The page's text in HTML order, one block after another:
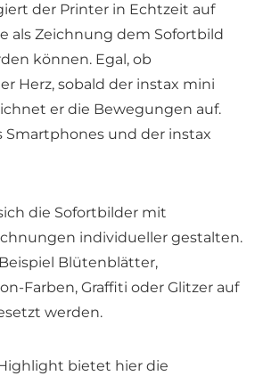
der Printer in Echtzeit auf
als Zeichnung dem Sofortbild
können. Egal, ob
Herz, sobald der instax mini
er die Bewegungen auf.
Smartphones und der instax
die Sofortbilder mit
individueller gestalten.
Blütenblätter,
Farben, Graffiti oder Glitzer auf
werden.
bietet hier die